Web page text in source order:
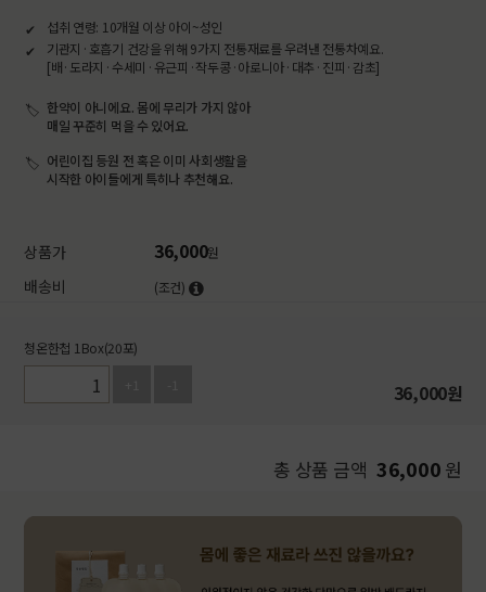
섭취 연령: 10개월 이상 아이~성인
기관지·호흡기 건강을 위해 9가지 전통재료를 우려낸 전통차예요.
[배·도라지·수세미·유근피·작두콩·아로니아·대추·진피·감초]
한약이 아니에요. 몸에 무리가 가지 않아
매일 꾸준히 먹을 수 있어요.
어린이집 등원 전 혹은 이미 사회생활을
시작한 아이들에게 특히나 추천해요.
상품가 36,000원
배송비 (조건)
청온한첩 1Box(20포)
36,000원
총 상품 금액 36,000 원